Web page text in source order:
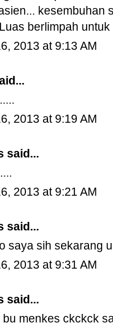
kesembuhan
berlimpah
2013 at 9:13 AM
2013 at 9:19 AM
said...
2013 at 9:21 AM
said...
saya sih sekarang
2013 at 9:31 AM
said...
menkes ckckck